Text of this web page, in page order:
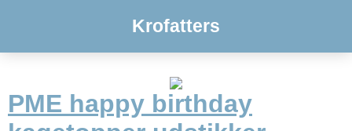
Krofatters
PME happy birthday